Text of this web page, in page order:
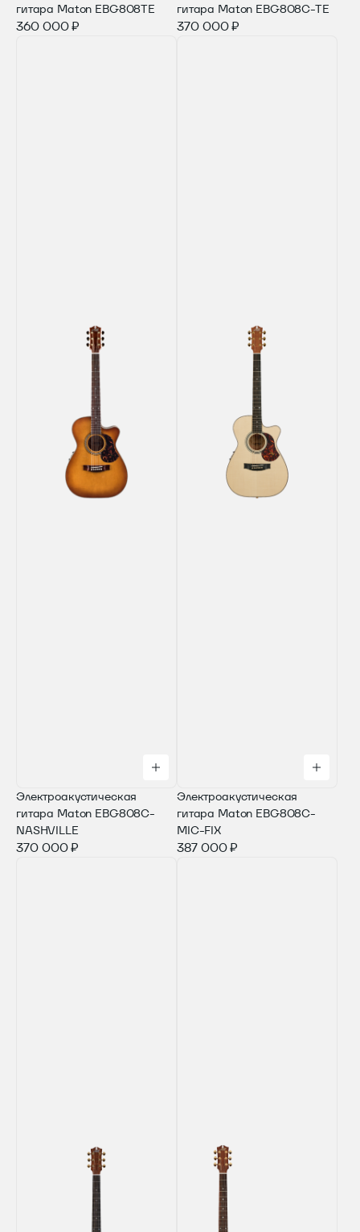
гитара Maton EBG808TE
360 000 ₽
гитара Maton EBG808C-TE
370 000 ₽
Электроакустическая
гитара Maton EBG808C-
NASHVILLE
370 000 ₽
Электроакустическая
гитара Maton EBG808C-
MIC-FIX
387 000 ₽